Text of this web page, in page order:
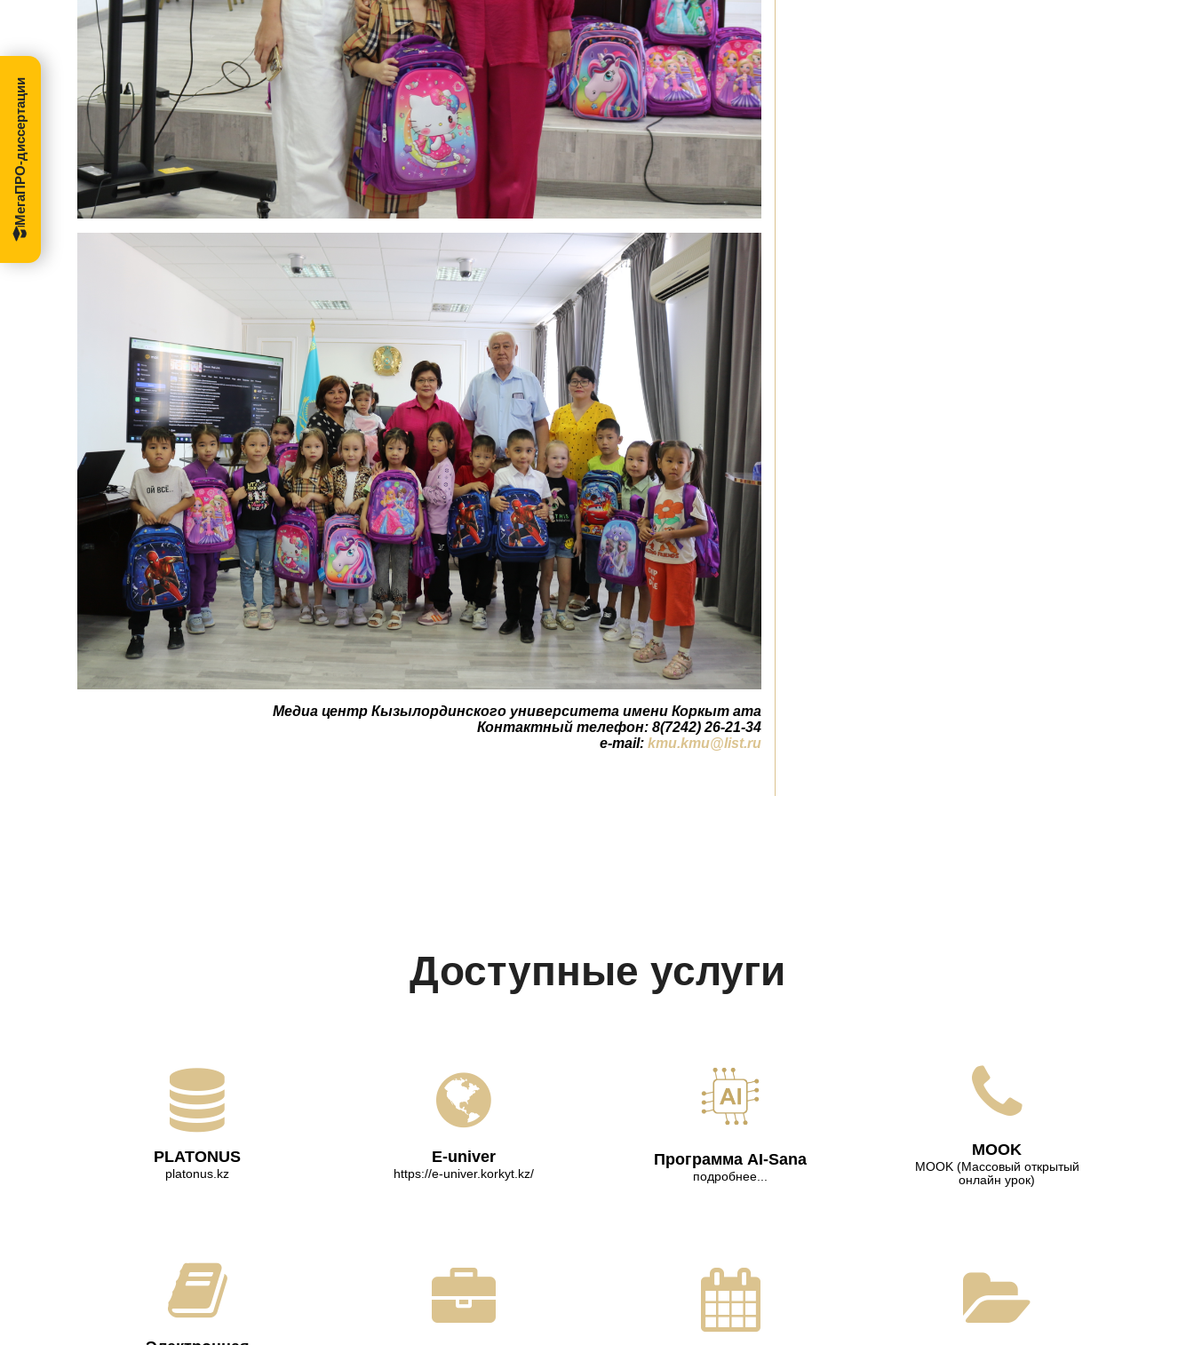
Медиа центр Кызылординского университета имени Коркыт ата
Контактный телефон: 8(7242) 26-21-34
e-mail: kmu.kmu@list.ru
Доступные услуги
PLATONUS
platonus.kz
E-univer
https://e-univer.korkyt.kz/
Программа AI-Sana
подробнее...
МООK
МООK (Массовый открытый
онлайн урок)
МегаПРО-диссертации